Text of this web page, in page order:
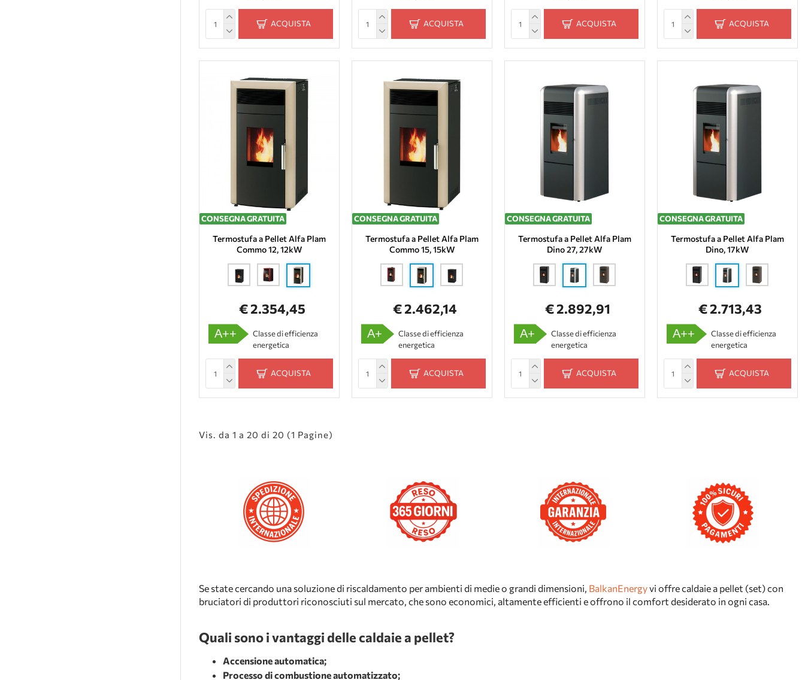
ACQUISTA ACQUISTA ACQUISTA ACQUISTA
CONSEGNA GRATUITA
Termostufa a Pellet Alfa Plam
Commo 12, 12kW
€ 2.354,45
A++
Classe di efficienza
energetica
ACQUISTA
CONSEGNA GRATUITA
Termostufa a Pellet Alfa Plam
Commo 15, 15kW
€ 2.462,14
A+
Classe di efficienza
energetica
ACQUISTA
CONSEGNA GRATUITA
Termostufa a Pellet Alfa Plam
Dino 27, 27kW
€ 2.892,91
A+
Classe di efficienza
energetica
ACQUISTA
CONSEGNA GRATUITA
Termostufa a Pellet Alfa Plam
Dino, 17kW
€ 2.713,43
A++
Classe di efficienza
energetica
ACQUISTA
Vis. da 1 a 20 di 20 (1 Pagine)
Se state cercando una soluzione di riscaldamento per ambienti di medie o grandi dimensioni, BalkanEnergyvi offre caldaie a pellet (set) con
bruciatori di produttori riconosciuti sul mercato, che sono economici, altamente efficienti e offrono il comfort desiderato in ogni casa.
Quali sono i vantaggi delle caldaie a pellet?
Accensione automatica;
Processo di combustione automatizzato;